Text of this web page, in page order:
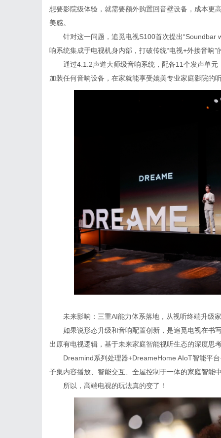
想要影院级体验，就需要额外购置回音壁设备，成本更
美感。
针对这一问题，追觅电视S100首次提出
响系统集成于电视机身内部，打破传统“电视+外接音响
通过4.1.2声道大师级音响系统，配备11个发声单
加装任何音响设备，在家就能享受媲美专业家庭影院的
未来影响：三重AI能力体系落地，从视听终端升级
如果说形态升级和音响配置创新，是追觅电视在书
出原有电视逻辑，基于未来家庭智能视听生态的深度思
Dreamind系列处理器+DreameHome AIoT智能平
予集内容播放、智能交互、全屋控制于一体的家庭智能
所以，高端电视的玩法真的变了！